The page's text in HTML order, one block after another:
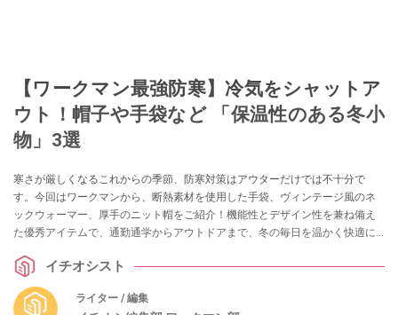
【ワークマン最強防寒】冷気をシャットア
ウト！帽子や手袋など 「保温性のある冬小
物」3選
寒さが厳しくなるこれからの季節、防寒対策はアウターだけでは不十分で
す。今回はワークマンから、断熱素材を使用した手袋、ヴィンテージ風のネ
ックウォーマー、厚手のニット帽をご紹介！機能性とデザイン性を兼ね備え
た優秀アイテムで、通勤通学からアウトドアまで、冬の毎日を温かく快適に
イチオシスト
ライター / 編集